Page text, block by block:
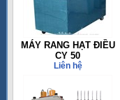
MÁY RANG HẠT ĐIỀU
CY 50
Liên hệ